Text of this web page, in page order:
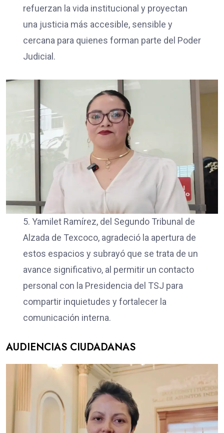
refuerzan la vida institucional y proyectan
una justicia más accesible, sensible y
cercana para quienes forman parte del Poder
Judicial.
5. Yamilet Ramírez, del Segundo Tribunal de
Alzada de Texcoco, agradeció la apertura de
estos espacios y subrayó que se trata de un
avance significativo, al permitir un contacto
personal con la Presidencia del TSJ para
compartir inquietudes y fortalecer la
comunicación interna.
AUDIENCIAS CIUDADANAS